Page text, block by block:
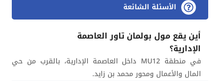
الأسئلة الشائعة
أين يقع مول بولمان تاور العاصمة
الإدارية؟
في منطقة MU12 داخل العاصمة الإدارية، بالقرب من حي
المال والأعمال ومحور محمد بن زايد.